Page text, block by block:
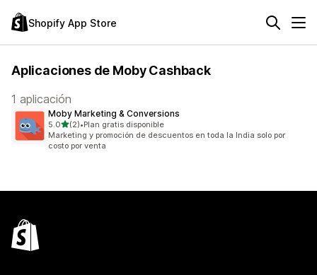
Shopify App Store
Aplicaciones de Moby Cashback
1 aplicación
Moby Marketing & Conversions
5.0de 5 estrellas
(2)
2 reseñas en total
•Plan gratis disponible
Marketing y promoción de descuentos en toda la India solo por
costo por venta